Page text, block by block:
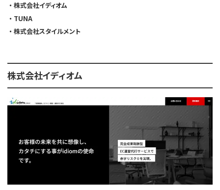
株式会社イディオム
TUNA
株式会社スタイルメント
株式会社イディオム